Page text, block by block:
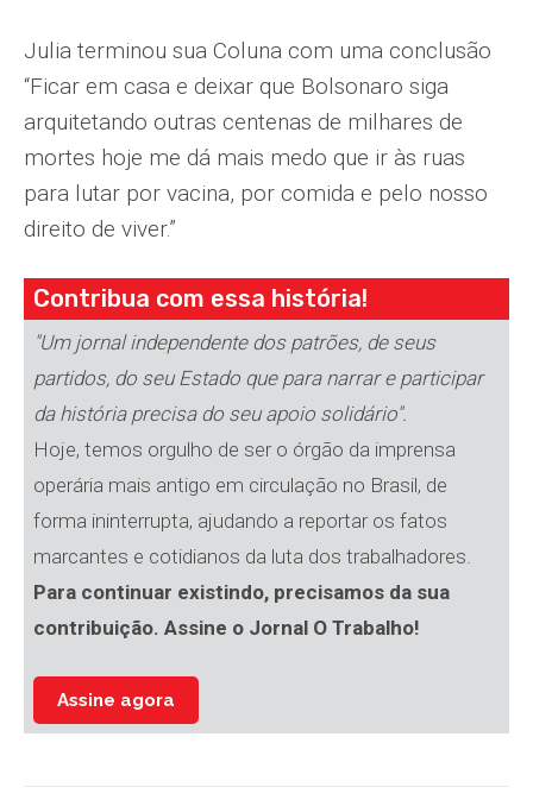
Julia terminou sua Coluna com uma conclusão
“Ficar em casa e deixar que Bolsonaro siga
arquitetando outras centenas de milhares de
mortes hoje me dá mais medo que ir às ruas
para lutar por vacina, por comida e pelo nosso
direito de viver.”
Contribua com essa história!
"Um jornal independente dos patrões, de seus
partidos, do seu Estado que para narrar e participar
da história precisa do seu apoio solidário".
Hoje, temos orgulho de ser o órgão da imprensa
operária mais antigo em circulação no Brasil, de
forma ininterrupta, ajudando a reportar os fatos
marcantes e cotidianos da luta dos trabalhadores.
Para continuar existindo, precisamos da sua
contribuição. Assine o Jornal O Trabalho!
Assine agora